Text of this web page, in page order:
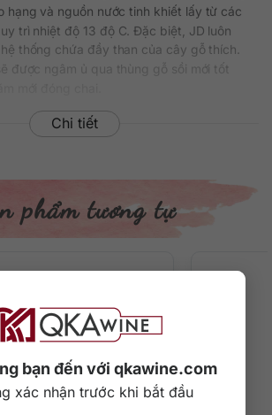
bạn đến với qkawine.com
xác nhận trước khi bắt đầu
hạng và nguồn nước tinh khiết lấy từ các
trì nhiệt độ 13 độ C. Đặc biệt, JD luôn
thống chứa đầy than của cây gỗ thích.
được ngâm ủ qua thùng gỗ sồi mới tốt
chuẩn khắt khe đi trước thời đại của
tâm về chất lượng cũng như hương vị
Jack Daniel’s Bottled In Bond mang lại.
có giá khoảng 1.150.000 đồng, một lựa
thưởng thức đáng nhớ.
tiết về rượu
Daniel’s
Whiskey
Chi tiết
phẩm tương tự